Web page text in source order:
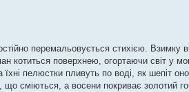
перемальовується стихією. Взимку
котиться поверхнею, огортаючи світ у
пелюстки пливуть по воді, як шепіт
сміються, а восени покриває золотий